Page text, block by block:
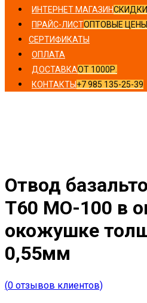
ИНТЕРНЕТ МАГАЗИН
ПРАЙС-ЛИСТОПТОВЫЕ
СЕРТИФИКАТЫ
ОПЛАТА
ДОСТАВКАОТ 1000Р.
КОНТАКТЫ +7 985 135-25-39
Отвод
T60 MO-100 в
окожушке
0,55мм
(0 отзывов клиентов)